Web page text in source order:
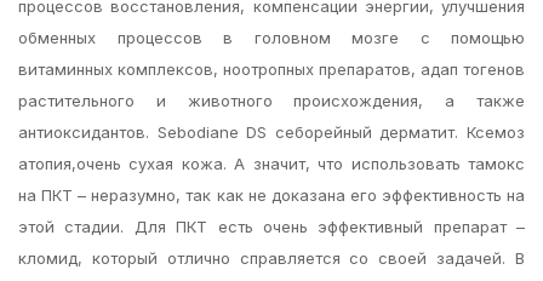
процессов восстановления, компенсации энергии, улучшения
обменных процессов в головном мозге с помощью
витаминных комплексов, ноотропных препаратов, адап тогенов
растительного и животного происхождения, а также
антиоксидантов. Sebodiane DS себорейный дерматит. Ксемоз
атопия,очень сухая кожа. А значит, что использовать тамокс
на ПКТ – неразумно, так как не доказана его эффективность на
этой стадии. Для ПКТ есть очень эффективный препарат –
кломид, который отлично справляется со своей задачей. В